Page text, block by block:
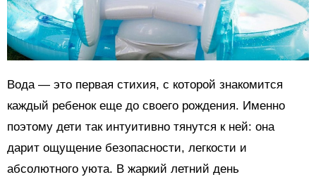
Вода — это первая стихия, с которой знакомится
каждый ребенок еще до своего рождения. Именно
поэтому дети так интуитивно тянутся к ней: она
дарит ощущение безопасности, легкости и
абсолютного уюта. В жаркий летний день